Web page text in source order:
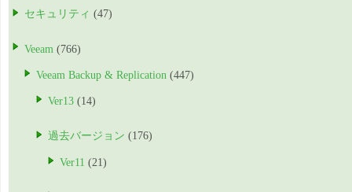
セキュリティ (47)
Veeam (766)
Veeam Backup & Replication (447)
Ver13 (14)
過去バージョン (176)
Ver11 (21)